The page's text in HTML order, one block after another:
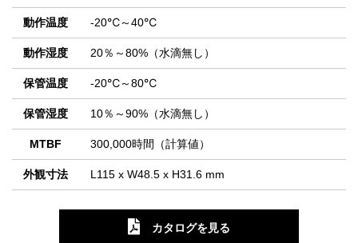
動作温度 -20℃～40℃
動作湿度 20％～80%（水滴無し）
保管温度 -20℃～80℃
保管湿度 10％～90%（水滴無し）
MTBF 300,000時間（計算値）
外観寸法 L115 x W48.5 x H31.6 mm
カタログを見る